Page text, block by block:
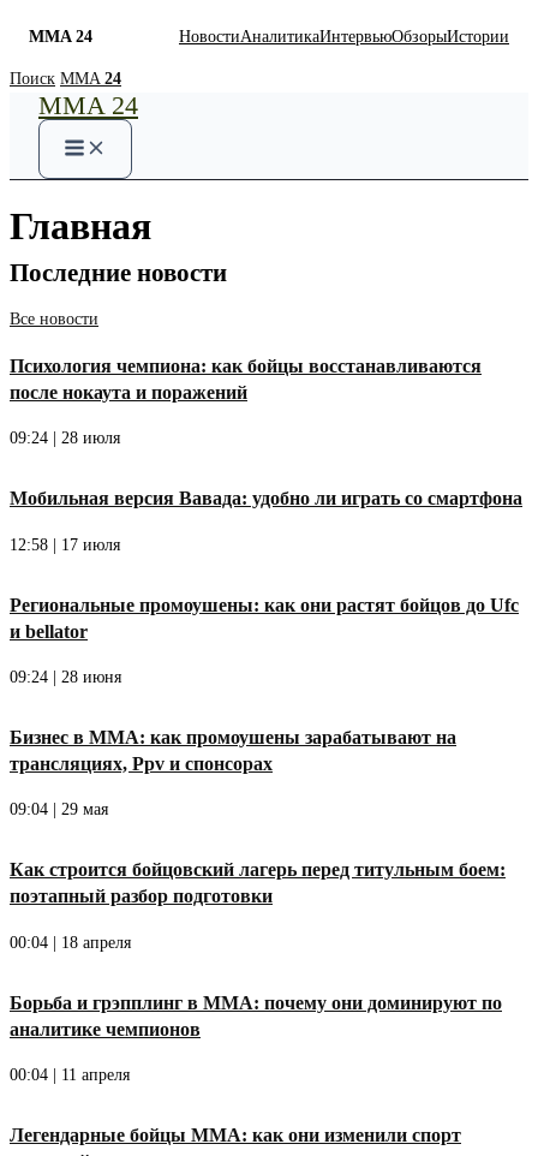
MMA 24 НовостиАналитикаИнтервьюОбзорыИстории
Skip
content
Поиск MMA 24
MMA 24
Главная
Последние новости
Все новости
Психология чемпиона: как бойцы восстанавливаются
после нокаута и поражений
09:24 | 28 июля
Мобильная версия Вавада: удобно ли играть со смартфона
12:58 | 17 июля
Региональные промоушены: как они растят бойцов до Ufc
и bellator
09:24 | 28 июня
Бизнес в ММА: как промоушены зарабатывают на
трансляциях, Ppv и спонсорах
09:04 | 29 мая
Как строится бойцовский лагерь перед титульным боем:
поэтапный разбор подготовки
00:04 | 18 апреля
Борьба и грэпплинг в ММА: почему они доминируют по
аналитике чемпионов
00:04 | 11 апреля
Легендарные бойцы ММА: как они изменили спорт